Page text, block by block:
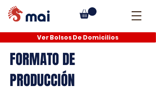
Ver Bolsos De Domicilios
FORMATO DE
PRODUCCIÓN